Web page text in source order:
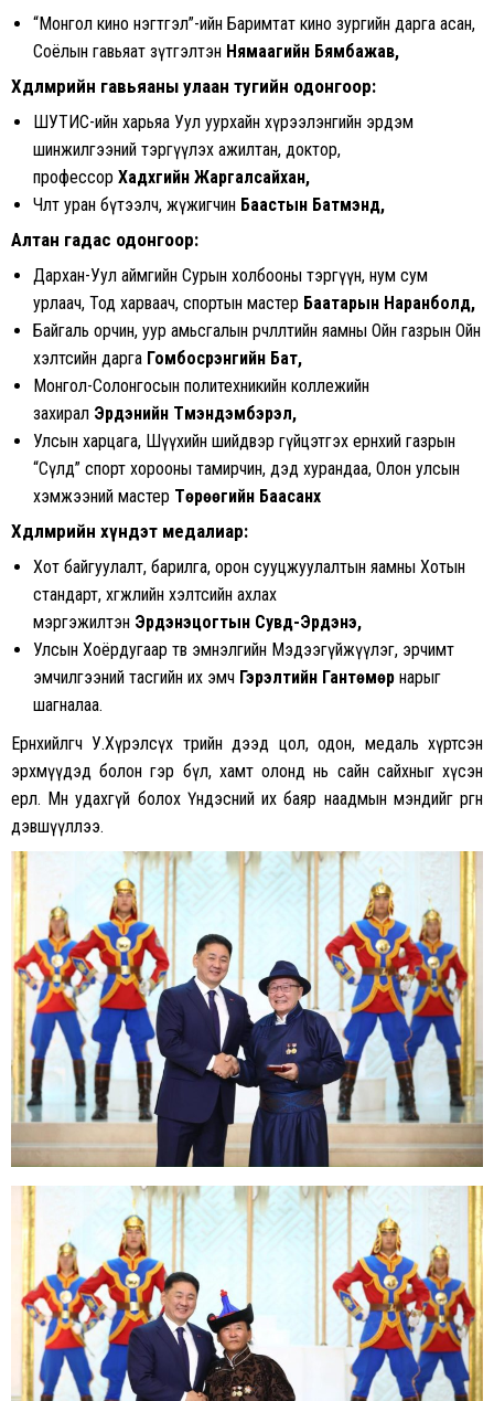
“Монгол кино нэгтгэл”-ийн Баримтат кино зургийн дарга асан,
Соёлын гавьяат зүтгэлтэн Нямаагийн Бямбажав,
Хөдөлмөрийн гавьяаны улаан тугийн одонгоор:
ШУТИС-ийн харьяа Уул уурхайн хүрээлэнгийн эрдэм
шинжилгээний тэргүүлэх ажилтан, доктор,
профессор Хадхүүгийн Жаргалсайхан,
Чөлөөт уран бүтээлч, жүжигчин Баастын Батмэнд,
Алтан гадас одонгоор:
Дархан-Уул аймгийн Сурын холбооны тэргүүн, нум сум
урлаач, Тод харваач, спортын мастер Баатарын Наранболд,
Байгаль орчин, уур амьсгалын өөрчлөлтийн яамны Ойн газрын Ойн
хэлтсийн дарга Гомбосүрэнгийн Бат,
Монгол-Солонгосын политехникийн коллежийн
захирал Эрдэнийн Түмэндэмбэрэл,
Улсын харцага, Шүүхийн шийдвэр гүйцэтгэх ерөнхий газрын
“Сүлд” спорт хорооны тамирчин, дэд хурандаа, Олон улсын
хэмжээний мастер Төрөөгийн Баасанхүү
Хөдөлмөрийн хүндэт медалиар:
Хот байгуулалт, барилга, орон сууцжуулалтын яамны Хотын
стандарт, хөгжлийн хэлтсийн ахлах
мэргэжилтэн Эрдэнэцогтын Сувд-Эрдэнэ,
Улсын Хоёрдугаар төв эмнэлгийн Мэдээгүйжүүлэг, эрчимт
эмчилгээний тасгийн их эмч Гэрэлтийн Гантөмөр нарыг
шагналаа.
Ерөнхийлөгч У.Хүрэлсүх төрийн дээд цол, одон, медаль хүртсэн
эрхмүүдэд болон гэр бүл, хамт олонд нь сайн сайхныг хүсэн
ерөөлөө. Мөн удахгүй болох Үндэсний их баяр наадмын мэндийг өргөн
дэвшүүллээ.